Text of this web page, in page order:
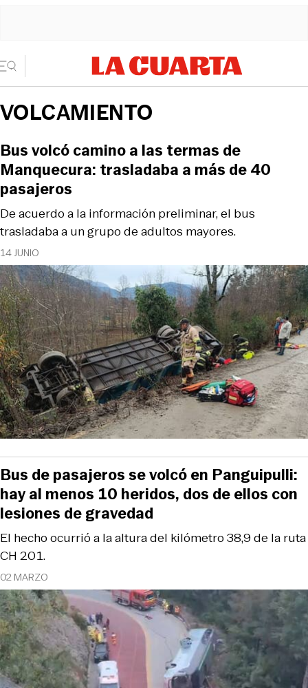
VOLCAMIENTO
14 JUNIO
De acuerdo a la información preliminar, el bus
trasladaba a un grupo de adultos mayores.
Bus volcó camino a las termas de
Manquecura: trasladaba a más de 40
pasajeros
02 MARZO
El hecho ocurrió a la altura del kilómetro 38,9 de la ruta
CH 201.
Bus de pasajeros se volcó en Panguipulli:
hay al menos 10 heridos, dos de ellos con
lesiones de gravedad